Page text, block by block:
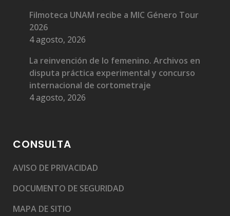
Filmoteca UNAM recibe a MIC Género Tour
2026
4 agosto, 2026
La reinvención de lo femenino. Archivos en
disputa práctica experimental y concurso
internacional de cortometraje
4 agosto, 2026
CONSULTA
AVISO DE PRIVACIDAD
DOCUMENTO DE SEGURIDAD
MAPA DE SITIO